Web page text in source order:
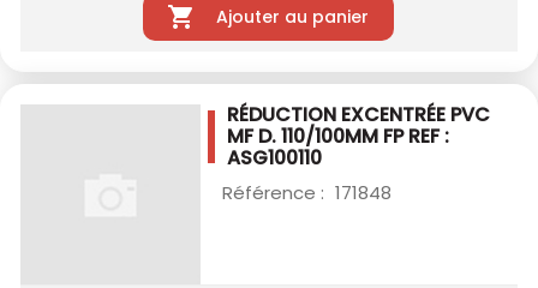
Ajouter au panier
RÉDUCTION EXCENTRÉE PVC
MF D. 110/100MM FP REF :
ASG100110
Référence : 171848